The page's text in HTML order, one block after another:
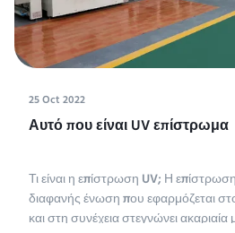
25 Oct 2022
Αυτό που είναι UV επίστρωμα
Τι είναι η επίστρωση UV; Η
διαφανής ένωση που εφαρμόζεται
και στη συνέχεια στεγνώνει